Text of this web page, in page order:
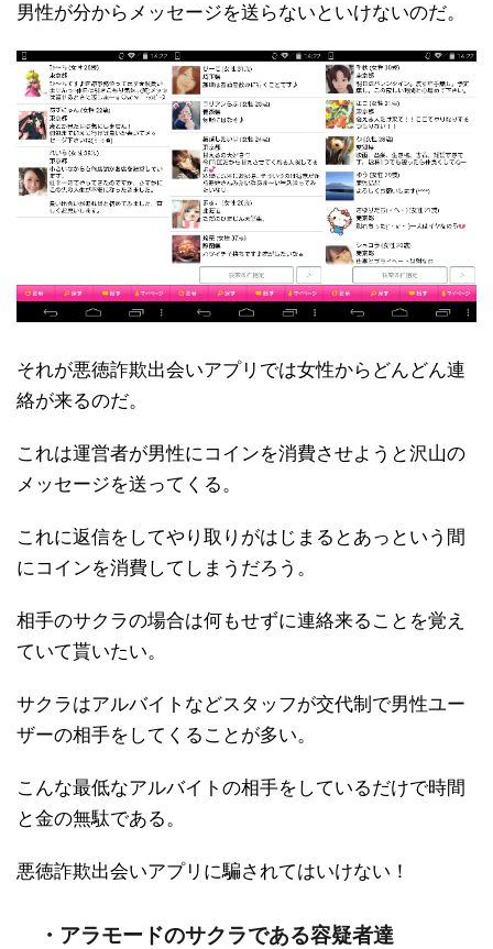
男性が分からメッセージを送らないといけないのだ。
それが悪徳詐欺出会いアプリでは女性からどんどん連
絡が来るのだ。
これは運営者が男性にコインを消費させようと沢山の
メッセージを送ってくる。
これに返信をしてやり取りがはじまるとあっという間
にコインを消費してしまうだろう。
相手のサクラの場合は何もせずに連絡来ることを覚え
ていて貰いたい。
サクラはアルバイトなどスタッフが交代制で男性ユー
ザーの相手をしてくることが多い。
こんな最低なアルバイトの相手をしているだけで時間
と金の無駄である。
悪徳詐欺出会いアプリに騙されてはいけない！
・アラモードのサクラである容疑者達